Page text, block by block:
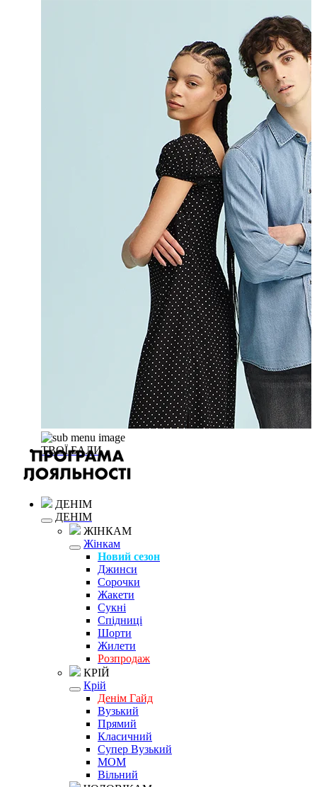
ТВОЇ БАЛИ
ДЕНІМ
ДЕНІМ
ЖІНКАМ
Жінкам
Новий сезон
Джинси
Сорочки
Жакети
Сукні
Спідниці
Шорти
Жилети
Розпродаж
КРІЙ
Крій
Денім Гайд
Вузький
Прямий
Класичний
Супер Вузький
MOM
Вільний